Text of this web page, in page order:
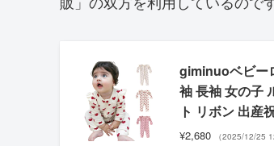
giminuoベビー
袖 長袖 女の子
ト リボン 出産
¥2,680 （2025/12/25